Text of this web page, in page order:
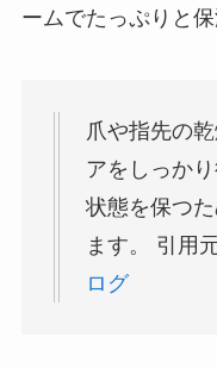
ームでたっぷりと
爪や指先の
アをしっか
状態を保つ
ます。 引用
ログ